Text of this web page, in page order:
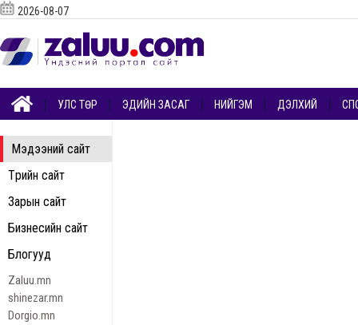
Мэдээний сайт
Төрийн сайт
Зарын сайт
Бизнесийн сайт
Блогууд
Zaluu.mn
shinezar.mn
Dorgio.mn
2026-08-07
УЛС ТӨР ЭДИЙН ЗАСАГ НИЙГЭМ ДЭЛХИЙ